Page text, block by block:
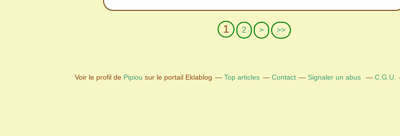
1 2 > >>
Voir le profil de Pipiou sur le portail Eklablog Top articles Contact Signaler un abus C.G.U.